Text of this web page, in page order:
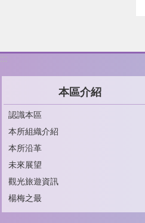
:::
本區介紹
認識本區
本所組織介紹
本所沿革
未來展望
觀光旅遊資訊
楊梅之最